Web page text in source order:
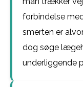
forbindelse
smerten er
dog søge
underliggende